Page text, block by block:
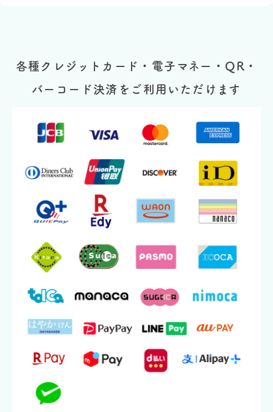
各種クレジットカード・電子マネー・QR・
バーコード決済をご利用いただけます